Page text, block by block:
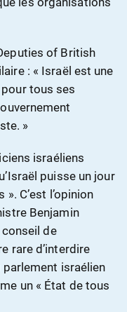
of British
: « Israël est une
tous ses
»
israéliens
puisse un jour
C’est l’opinion
Benjamin
conseil de
rare d’interdire
israélien
un « État de tous